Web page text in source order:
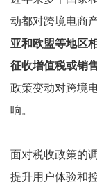
动都对跨境电商
亚和欧盟等地区
征收增值税或销
政策变动对跨境
响。
面对税收政策的
提升用户体验和